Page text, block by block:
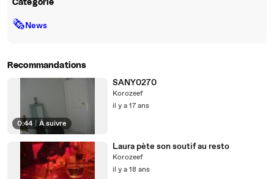
Catégorie
🗞News
Recommandations
0:44 À suivre
SANY0270
Korozeef
il y a 17 ans
Laura pète son soutif au resto
Korozeef
il y a 18 ans